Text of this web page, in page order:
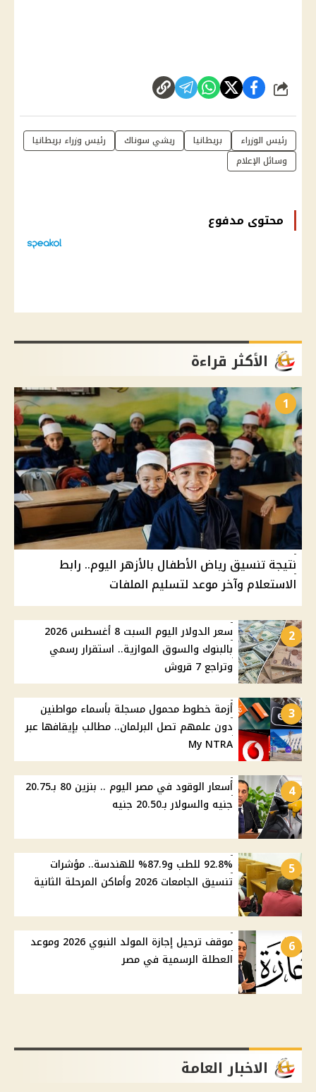
شارك
رئيس الوزراء بريطانيا ريشي سوناك
رئيس وزراء بريطانيا
وسائل الإعلام
محتوى مدفوع
الأكثر قراءة
1
نتيجة تنسيق رياض الأطفال بالأزهر اليوم.. رابط
الاستعلام وآخر موعد لتسليم الملفات
2
سعر الدولار اليوم السبت 8 أغسطس 2026
بالبنوك والسوق الموازية.. استقرار رسمي
وتراجع 7 قروش
3
أزمة خطوط محمول مسجلة بأسماء مواطنين
دون علمهم تصل البرلمان.. مطالب بإيقافها عبر
My NTRA
4
أسعار الوقود في مصر اليوم .. بنزين 80 بـ20.75
جنيه والسولار بـ20.50 جنيه
5
92.8% للطب و87.9% للهندسة.. مؤشرات
تنسيق الجامعات 2026 وأماكن المرحلة الثانية
6
موقف ترحيل إجازة المولد النبوي 2026 وموعد
العطلة الرسمية في مصر
الاخبار العامة